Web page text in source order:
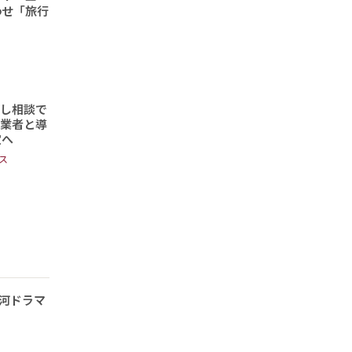
「旅行
相談で
者と導
ドラマ